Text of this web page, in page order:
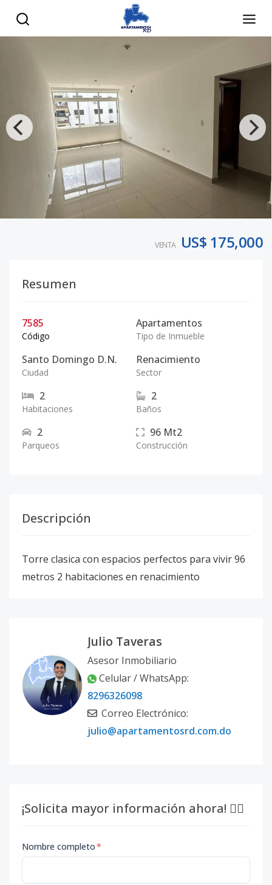
VENTA US$ 175,000
Resumen
7585
Código
Apartamentos
Tipo de Inmueble
Santo Domingo D.N.
Ciudad
Renacimiento
Sector
2
Habitaciones
2
Baños
2
Parqueos
96 Mt2
Construcción
Descripción
Torre clasica con espacios perfectos para vivir 96
metros 2 habitaciones en renacimiento
Julio Taveras
Asesor Inmobiliario
Celular / WhatsApp:
8296326098
Correo Electrónico:
julio@apartamentosrd.com.do
¡Solicita mayor información ahora! 👇🏽
Nombre completo*